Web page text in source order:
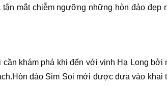
mắt chiễm ngưỡng những hòn đảo đẹp
khám phá khi đến với vịnh Hạ Long bởi
đảo Sim Soi mới được đưa vào khai